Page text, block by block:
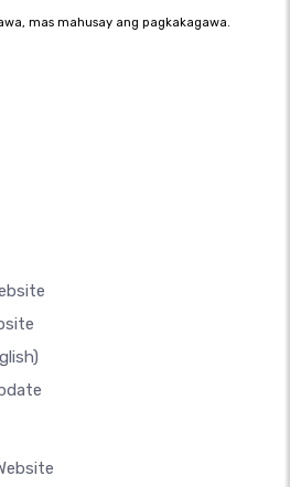
mas mahusay ang pagkakagawa.